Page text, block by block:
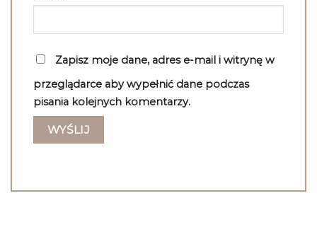
Zapisz moje dane, adres e-mail i witrynę w
przeglądarce aby wypełnić dane podczas
pisania kolejnych komentarzy.